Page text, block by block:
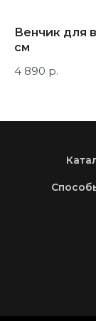
Венчик для
см
4 890 р.